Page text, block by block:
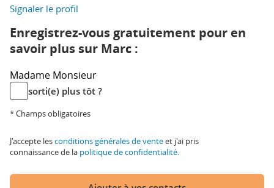
Signaler le profil
Enregistrez-vous gratuitement pour en
savoir plus sur Marc :
Madame Monsieur
sorti(e) plus tôt ?
* Champs obligatoires
J'accepte lesconditions générales de venteet j'ai pris
connaissance de la politique de confidentialité.